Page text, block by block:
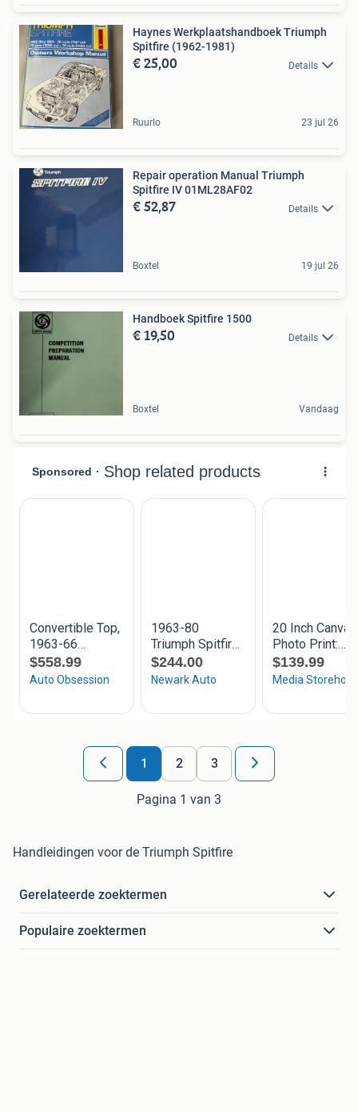
Haynes Werkplaatshandboek Triumph
Spitfire (1962-1981)
€ 25,00 Details
Ruurlo 23 jul 26
Repair operation Manual Triumph
Spitfire IV 01ML28AF02
€ 52,87 Details
Boxtel 19 jul 26
Handboek Spitfire 1500
€ 19,50 Details
Boxtel Vandaag
1 2 3
Pagina 1 van 3
Handleidingen voor de Triumph Spitfire
Gerelateerde zoektermen
Populaire zoektermen